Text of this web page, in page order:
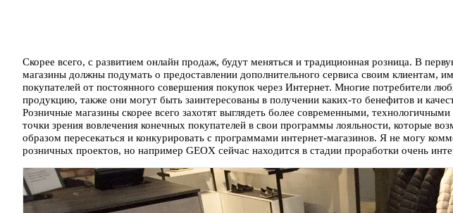
Скорее всего, с развитием онлайн продаж, будут меняться и традиционная розница. В
магазины должны подумать о предоставлении дополнительного сервиса своим клиентам,
покупателей от постоянного совершения покупок через Интернет. Многие потребители
продукцию, также они могут быть заинтересованы в получении каких-то бенефитов и
Розничные магазины скорее всего захотят выглядеть более современными,
точки зрения вовлечения конечных покупателей в свои программы лояльности, которые
образом пересекаться и конкурировать с программами интернет-магазинов. Я не могу
розничных проектов, но например GEOX сейчас находится в стадии проработки очень